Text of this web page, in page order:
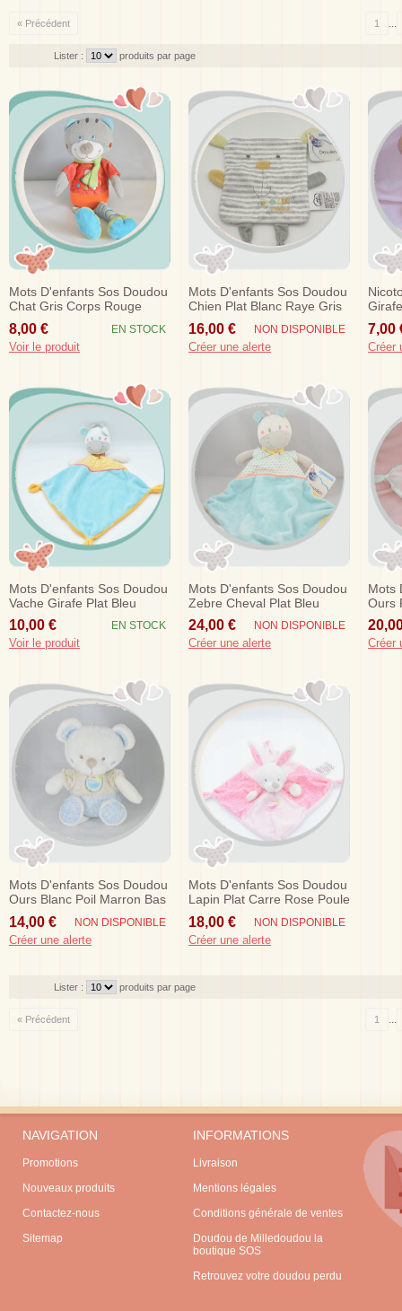
« Précédent 1 ...
Lister : produits par page
Mots D'enfants Sos Doudou
Chat Gris Corps Rouge
Orange
8,00 € EN STOCK
Voir le produit
Mots D'enfants Sos Doudou
Chien Plat Blanc Raye Gris
Mon Doudou Prefere
16,00 € NON DISPONIBLE
Créer une alerte
7,00
Créer
Mots D'enfants Sos Doudou
Vache Girafe Plat Bleu
Triangle Jaune Blanc
10,00 € EN STOCK
Voir le produit
Mots D'enfants Sos Doudou
Zebre Cheval Plat Bleu
Triangle Vert
24,00 € NON DISPONIBLE
Créer une alerte
Mots
Ours
Créer
Mots D'enfants Sos Doudou
Ours Blanc Poil Marron Bas
Bleu Poule
14,00 € NON DISPONIBLE
Créer une alerte
Mots D'enfants Sos Doudou
Lapin Plat Carre Rose Poule
18,00 € NON DISPONIBLE
Créer une alerte
Lister : produits par page
« Précédent 1 ...
NAVIGATION
Promotions
Nouveaux produits
Contactez-nous
Sitemap
INFORMATIONS
Livraison
Mentions légales
Conditions générale de ventes
Doudou de Milledoudou la
boutique SOS
Retrouvez votre doudou perdu